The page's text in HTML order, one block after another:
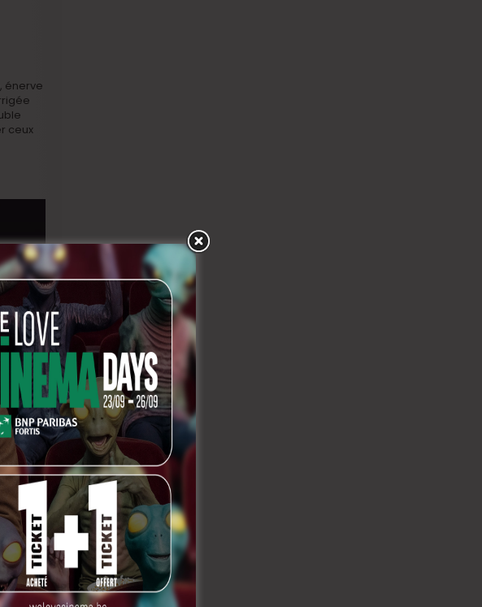
énerve
ceux
ces